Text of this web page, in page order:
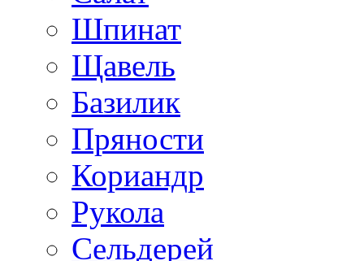
Шпинат
Щавель
Базилик
Пряности
Кориандр
Рукола
Сельдерей